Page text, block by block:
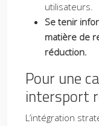
utilisateurs.
Se tenir
matière de
réduction.
Pour une
intersport
L’intégration